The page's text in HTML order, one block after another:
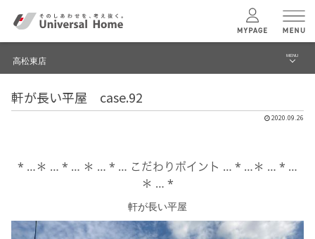
ユニバーサル ホームの特長
建築実例
高松東店 MENU
ブログ
イベント
高松東店 TOPへ
軒が長い平屋 case.92
2020.09.26
* …＊ … * … ＊ … * … こだわりポイント … * …＊ … * …
＊ … *
軒が長い平屋